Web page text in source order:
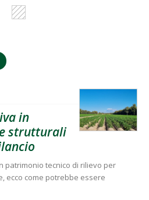
in
strutturali
patrimonio tecnico di rilievo per
ecco come potrebbe essere